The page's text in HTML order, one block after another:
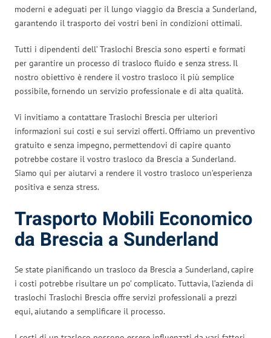
moderni e adeguati per il lungo viaggio da Brescia a Sunderland,
garantendo il trasporto dei vostri beni in condizioni ottimali.
Tutti i dipendenti dell’ Traslochi Brescia sono esperti e formati
per garantire un processo di trasloco fluido e senza stress. Il
nostro obiettivo è rendere il vostro trasloco il più semplice
possibile, fornendo un servizio professionale e di alta qualità.
Vi invitiamo a contattare Traslochi Brescia per ulteriori
informazioni sui costi e sui servizi offerti. Offriamo un preventivo
gratuito e senza impegno, permettendovi di capire quanto
potrebbe costare il vostro trasloco da Brescia a Sunderland.
Siamo qui per aiutarvi a rendere il vostro trasloco un’esperienza
positiva e senza stress.
Trasporto Mobili Economico
da Brescia a Sunderland
Se state pianificando un trasloco da Brescia a Sunderland, capire
i costi potrebbe risultare un po’ complicato. Tuttavia, l’azienda di
traslochi Traslochi Brescia offre servizi professionali a prezzi
equi, aiutando a semplificare il processo.